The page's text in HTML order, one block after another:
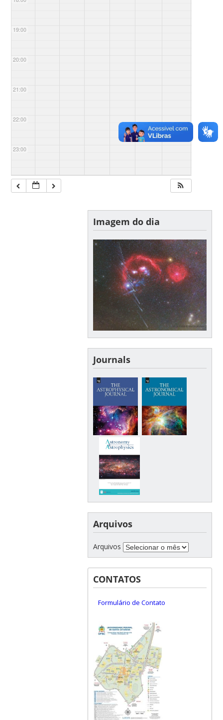
19:00
20:00
21:00
22:00
23:00
Imagem do dia
Journals
Arquivos
Arquivos
CONTATOS
Formulário de Contato